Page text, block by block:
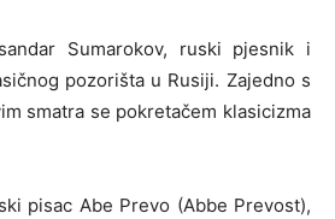
Sumarokov, ruski pjesnik i
pozorišta u Rusiji. Zajedno s
smatra se pokretačem klasicizma
pisac Abe Prevo (Abbe Prevost),